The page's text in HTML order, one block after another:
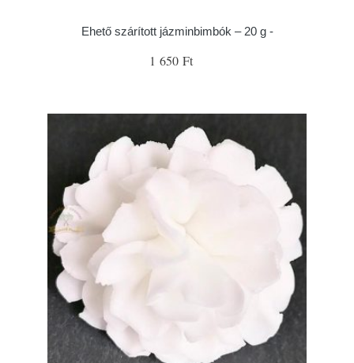
Ehető szárított jázminbimbók – 20 g -
1 650 Ft